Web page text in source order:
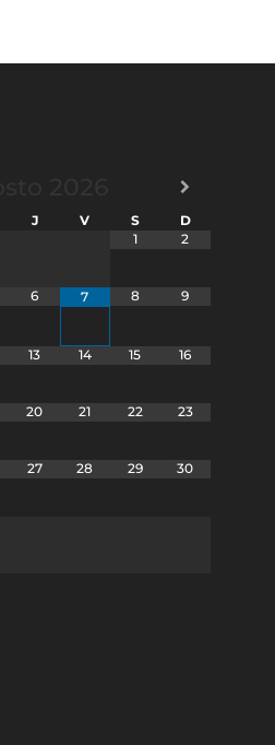
J V S
D
1
2
6 7 8 9
13 14 15 16
20 21 22 23
27 28 29 30